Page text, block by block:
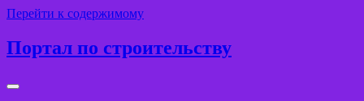
Перейти к содержимому
Портал по строительству